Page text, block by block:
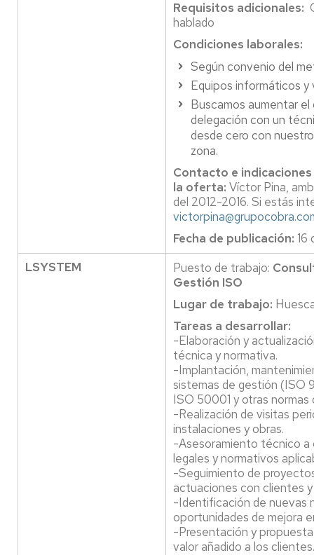
Requisitos adicionales:
hablado
Condiciones laborales:
Según convenio del
Equipos informáticos y
Buscamos aumentar
delegación con un
desde cero con
zona.
Contacto e
la oferta: Víctor Pina,
del 2012-2016. Si estás
Fecha de publicación: 16
LSYSTEM
Puesto de trabajo:
Gestión ISO
Lugar de trabajo:
Tareas a desarrollar:
-Elaboración y
técnica y normativa.
-Implantación,
sistemas de gestión (ISO
ISO 50001 y otras normas
-Realización de visitas
instalaciones y obras.
-Asesoramiento técnico a
legales y normativos
-Seguimiento de
actuaciones con clientes
-Identificación de nuevas
oportunidades de mejora
-Presentación y
valor añadido a los clientes.